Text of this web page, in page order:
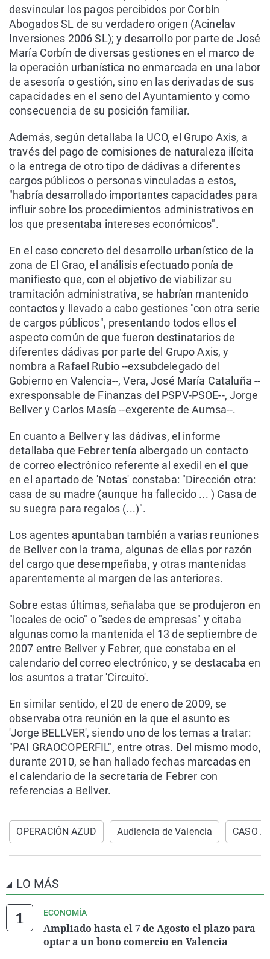
desvincular los pagos percibidos por Corbín
Abogados SL de su verdadero origen (Acinelav
Inversiones 2006 SL); y desarrollo por parte de José
María Corbín de diversas gestiones en el marco de
la operación urbanística no enmarcada en una labor
de asesoría o gestión, sino en las derivadas de sus
capacidades en el seno del Ayuntamiento y como
consecuencia de su posición familiar.
Además, según detallaba la UCO, el Grupo Axis, a
través del pago de comisiones de naturaleza ilícita
o la entrega de otro tipo de dádivas a diferentes
cargos públicos o personas vinculadas a estos,
"habría desarrollado importantes capacidades para
influir sobre los procedimientos administrativos en
los que presentaba intereses económicos".
En el caso concreto del desarrollo urbanístico de la
zona de El Grao, el análisis efectuado ponía de
manifiesto que, con el objetivo de viabilizar su
tramitación administrativa, se habrían mantenido
contactos y llevado a cabo gestiones "con otra serie
de cargos públicos", presentando todos ellos el
aspecto común de que fueron destinatarios de
diferentes dádivas por parte del Grupo Axis, y
nombra a Rafael Rubio --exsubdelegado del
Gobierno en Valencia--, Vera, José María Cataluña --
exresponsable de Finanzas del PSPV-PSOE--, Jorge
Bellver y Carlos Masía --exgerente de Aumsa--.
En cuanto a Bellver y las dádivas, el informe
detallaba que Febrer tenía albergado un contacto
de correo electrónico referente al exedil en el que
en el apartado de 'Notas' constaba: "Dirección otra:
casa de su madre (aunque ha fallecido ... ) Casa de
su suegra para regalos (...)".
Los agentes apuntaban también a varias reuniones
de Bellver con la trama, algunas de ellas por razón
del cargo que desempeñaba, y otras mantenidas
aparentemente al margen de las anteriores.
Sobre estas últimas, señalaba que se produjeron en
"locales de ocio" o "sedes de empresas" y citaba
algunas como la mantenida el 13 de septiembre de
2007 entre Bellver y Febrer, que constaba en el
calendario del correo electrónico, y se destacaba en
los asuntos a tratar 'Circuito'.
En similar sentido, el 20 de enero de 2009, se
observaba otra reunión en la que el asunto es
'Jorge BELLVER', siendo uno de los temas a tratar:
"PAI GRAOCOPERFIL", entre otras. Del mismo modo,
durante 2010, se han hallado fechas marcadas en
el calendario de la secretaría de Febrer con
referencias a Bellver.
OPERACIÓN AZUD Audiencia de Valencia CASO
LO MÁS
ECONOMÍA
Ampliado hasta el 7 de Agosto el plazo para
optar a un bono comercio en Valencia